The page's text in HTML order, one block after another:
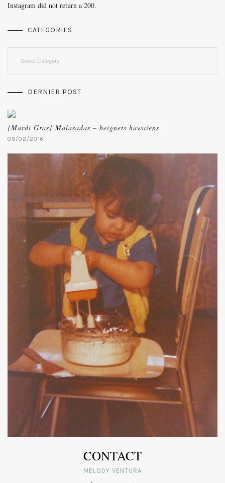
Instagram did not return a 200.
CATEGORIES
DERNIER POST
{Mardi Gras} Malasadas – beignets hawaïens
09/02/2016
CONTACT
MELODY VENTURA